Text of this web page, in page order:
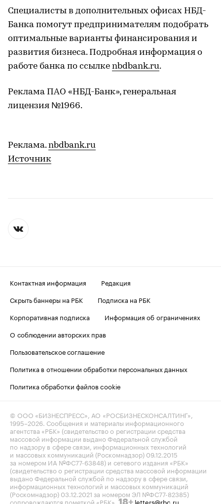
Специалисты в дополнительных офисах НБД-
Банка помогут предпринимателям подобрать
оптимальные варианты финансирования и
развития бизнеса. Подробная информация о
работе банка по ссылке nbdbank.ru.
Реклама ПАО «НБД-Банк», генеральная
лицензия №1966.
Реклама.nbdbank.ru
Источник
Контактная информация
Редакция
Скрыть баннеры на РБК
Подписка на РБК
Корпоративная подписка
Информация об ограничениях
О соблюдении авторских прав
Пользовательское соглашение
Политика в отношении обработки персональных данных
Политика обработки файлов cookie
© ООО «БИЗНЕСПРЕСС», АО «РОСБИЗНЕСКОНСАЛТИНГ»,
1995–2026 . Сообщения и материалы информационного
агентства «РБК» (свидетельство о регистрации средства
массовой информации выдано Федеральной службой
по надзору в сфере связи, информационных технологий
и массовых коммуникаций (Роскомнадзор) 09.12.2015
за номером ИА №ФС77-63848) и сетевого издания «РБК»
(свидетельство о регистрации средства массовой информации
выдано Федеральной службой по надзору в сфере связи,
информационных технологий и массовых коммуникаций
(Роскомнадзор) 03.12.2021 за номером ЭЛ №ФС77-82385)
сопровождаются пометкой «РБК». 18+ letters@rbc.ru